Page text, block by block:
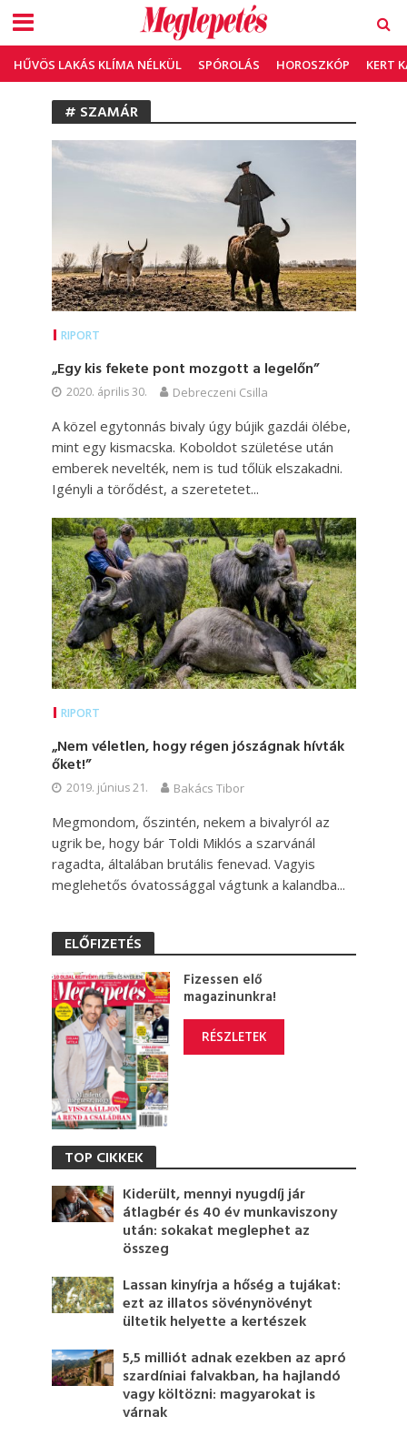
HŰVÖS LAKÁS KLÍMA NÉLKÜL SPÓROLÁS HOROSZKÓP KERT
# SZAMÁR
RIPORT
„Egy kis fekete pont mozgott a legelőn”
2020. április 30. Debreczeni Csilla
A közel egytonnás bivaly úgy bújik gazdái ölébe,
mint egy kismacska. Koboldot születése után
emberek nevelték, nem is tud tőlük elszakadni.
Igényli a törődést, a szeretetet...
RIPORT
„Nem véletlen, hogy régen jószágnak hívták
őket!”
2019. június 21. Bakács Tibor
Megmondom, őszintén, nekem a bivalyról az
ugrik be, hogy bár Toldi Miklós a szarvánál
ragadta, általában brutális fenevad. Vagyis
meglehetős óvatossággal vágtunk a kalandba...
ELŐFIZETÉS
Fizessen elő
magazinunkra!
RÉSZLETEK
TOP CIKKEK
Kiderült, mennyi nyugdíj jár
átlagbér és 40 év munkaviszony
után: sokakat meglephet az
összeg
Lassan kinyírja a hőség a tujákat:
ezt az illatos sövénynövényt
ültetik helyette a kertészek
5,5 milliót adnak ezekben az apró
szardíniai falvakban, ha hajlandó
vagy költözni: magyarokat is
várnak